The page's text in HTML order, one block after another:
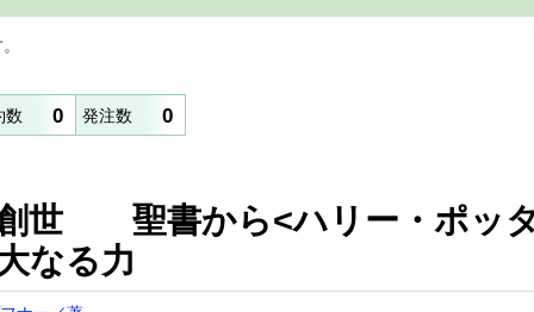
数 0 発注数 0
世 聖書から<ハリー・ポッ
大なる力